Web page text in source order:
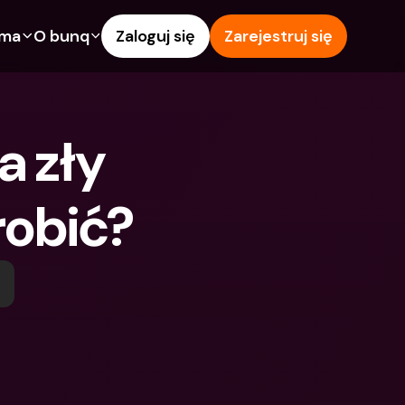
Karty kredytowe
Waluty obce i zagraniczne
Wypłaty i wpłaty z
bankomatów
O bunq
Blog
Zgłoś problem
Skontaktuj się z nami
Dokumenty prawne
Zaloguj się Zarejestruj się
zły